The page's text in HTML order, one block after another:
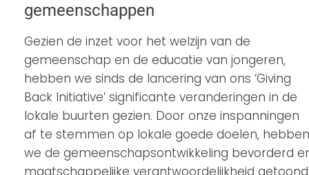
gemeenschappen
Gezien de inzet voor het welzijn van de
gemeenschap en de educatie van jongeren,
hebben we sinds de lancering van ons ‘Giving
Back Initiative’ significante veranderingen in de
lokale buurten gezien. Door onze inspanningen
af te stemmen op lokale goede doelen, hebben
we de gemeenschapsontwikkeling bevorderd